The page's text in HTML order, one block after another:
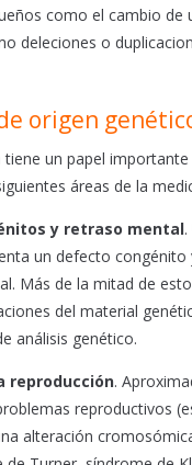
como el cambio de
deleciones o
origen
tiene un papel
áreas de la
y retraso mental
un defecto congénito
Más de la mitad de
del material
análisis genético.
reproducción.
reproductivos
alteración